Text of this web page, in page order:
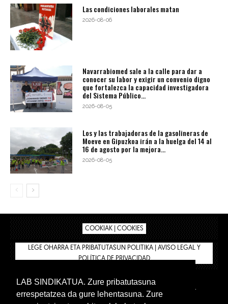
Las condiciones laborales matan
2026-08-06
Navarrabiomed sale a la calle para dar a
conocer su labor y exigir un convenio digno
que fortalezca la capacidad investigadora
del Sistema Público...
2026-08-05
Los y las trabajadoras de la gasolineras de
Moeve en Gipuzkoa irán a la huelga del 14 al
16 de agosto por la mejora...
2026-08-05
COOKIAK | COOKIES
LEGE OHARRA ETA PRIBATUTASUN POLITIKA | AVISO LEGAL Y
POLÍTICA DE PRIVACIDAD
BIZILAN.EUS
TIENDA
INTRANET 🔑
Euskera Castellano
LAB SINDIKATUA. Zure pribatutasuna
errespetatzea da gure lehentasuna. Zure